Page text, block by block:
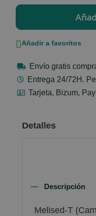
Añadir a favoritos
Envío gratis
Entrega 24/72H.
Tarjeta, Bizum,
Detalles
Descripción
Melised-T